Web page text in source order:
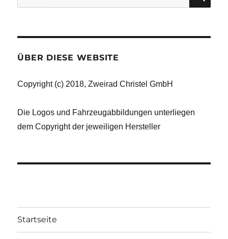
nach:
ÜBER DIESE WEBSITE
Copyright (c) 2018, Zweirad Christel GmbH
Die Logos und Fahrzeugabbildungen unterliegen
dem Copyright der jeweiligen Hersteller
Startseite